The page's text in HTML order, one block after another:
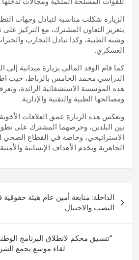
الزيارة شكلت مناسبة لتبادل وجهات
بتعزيز التعاون المشترك، مع التركيز على
وشبه الطبية، وكذا تبادل التجارب
العسكري.
كما قام الوفد المالي بزيارة ميدانية
الدراسي محمد الخامس بالرباط، حيث
هذه المؤسسة الاستشفائية الرائدة،
ومصالحها الطبية والتقنية والإدارية.
وتعكس هذه الزيارة عمق العلاقات
بين البلدين، وحرصهما المشترك على
الاستراتيجي، وخاصة في القطاع الصحي
الجاهزية ويخدم الأهداف الإنسانية
المقالات
الداخلة: متابعة أمين عام هيئة
النصب والاحتيال.
“تنسيق محكم لانطلاق البرنامج
لقاء موسع يجمع